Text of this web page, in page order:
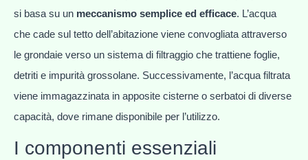
si basa su un meccanismo semplice ed efficace. L’acqua
che cade sul tetto dell’abitazione viene convogliata attraverso
le grondaie verso un sistema di filtraggio che trattiene foglie,
detriti e impurità grossolane. Successivamente, l’acqua filtrata
viene immagazzinata in apposite cisterne o serbatoi di diverse
capacità, dove rimane disponibile per l’utilizzo.
I componenti essenziali